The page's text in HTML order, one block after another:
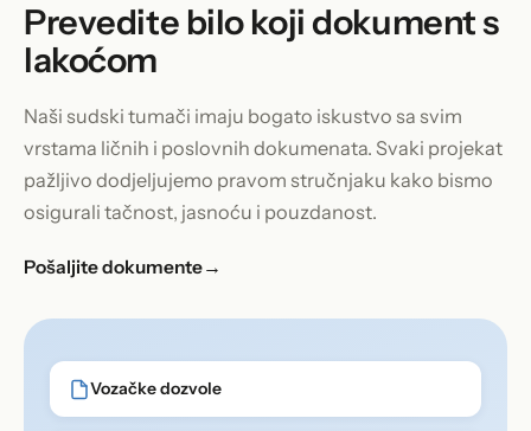
Vozačke dozvole
Prevedite bilo koji dokument s
lakoćom
Naši sudski tumači imaju bogato iskustvo sa svim
vrstama ličnih i poslovnih dokumenata. Svaki projekat
pažljivo dodjeljujemo pravom stručnjaku kako bismo
osigurali tačnost, jasnoću i pouzdanost.
Pošaljite dokumente→